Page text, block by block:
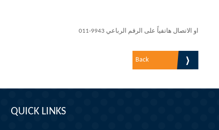
او الاتصال هاتفياً على الرقم الرباعي 011-9943
Back
QUICK LINKS